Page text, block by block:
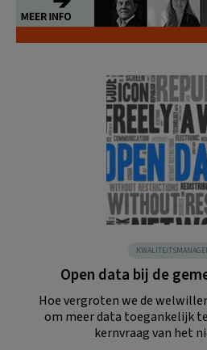
Open data bij de
Hoe vergroten we de
om meer data toegankelijk
kernvraag van het